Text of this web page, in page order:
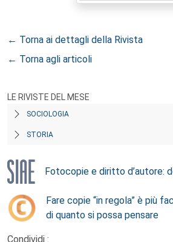
← Torna ai dettagli della Rivista
← Torna agli articoli
LE RIVISTE DEL MESE
SOCIOLOGIA
STORIA
Fotocopie e diritto d’autore:
Fare copie “in regola” è più
di quanto si possa pensare
Condividi :